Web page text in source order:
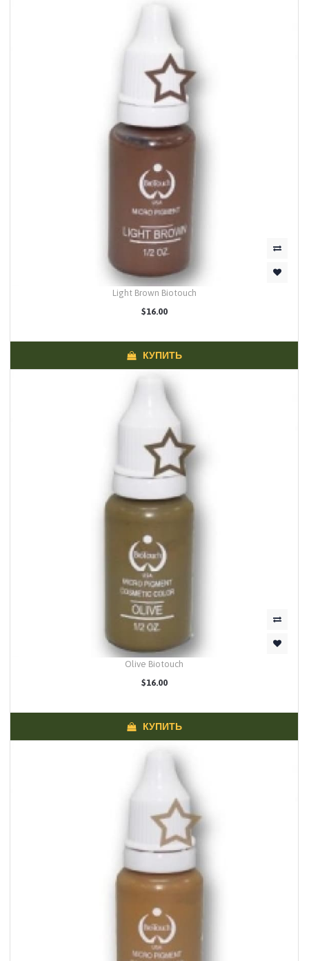
Light Brown Biotouch
$16.00
КУПИТЬ
Olive Biotouch
$16.00
КУПИТЬ